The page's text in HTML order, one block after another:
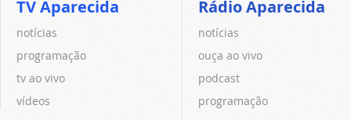
TV Aparecida
notícias
programação
tv ao vivo
vídeos
Rádio Aparecida
notícias
ouça ao vivo
podcast
programação